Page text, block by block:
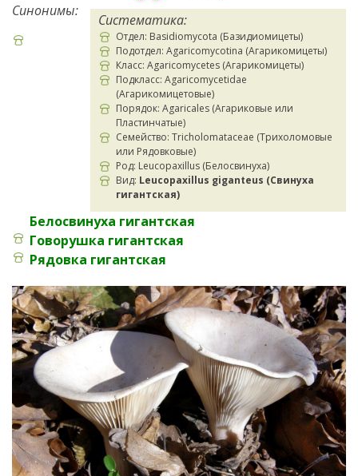
Систематика:
Отдел: Basidiomycota (Базидиомицеты)
Подотдел: Agaricomycotina (Агарикомицеты)
Класс: Agaricomycetes (Агарикомицеты)
Подкласс: Agaricomycetidae
(Агарикомицетовые)
Порядок: Agaricales (Агариковые или
Пластинчатые)
Семейство: Tricholomataceae (Трихоломовые
или Рядовковые)
Род: Leucopaxillus (Белосвинуха)
Вид: Leucopaxillus giganteus (Свинуха
гигантская)
Синонимы:
Белосвинуха гигантская
Говорушка гигантская
Рядовка гигантская